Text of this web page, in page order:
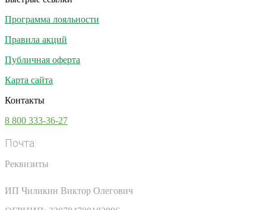
Программа лояльности
Правила акций
Публичная оферта
Карта сайта
Контакты
8 800 333-36-27
Почта:
Реквизиты
ИП Чиликин Виктор Олегович